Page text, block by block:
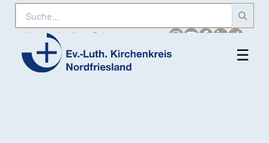
Suche
Karriere Amtliche Bekanntmachungen
Ev.-
☰